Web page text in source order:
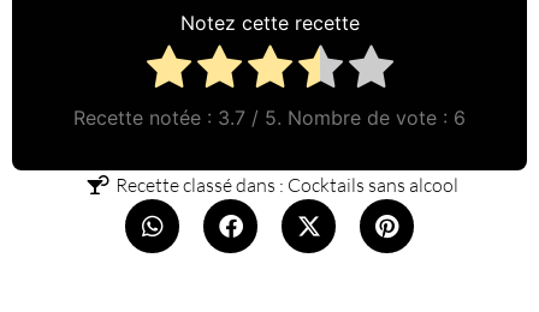
Notez cette recette
Recette notée : 3.7 / 5. Nombre de vote : 6
Recette classé dans : Cocktails sans alcool